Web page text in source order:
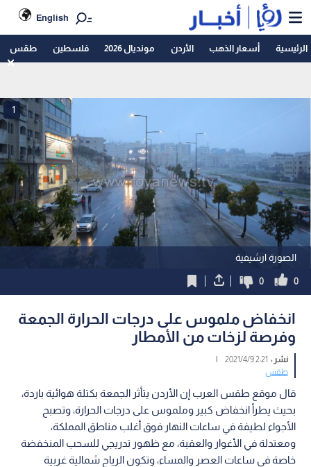
English
الرئيسية أسعار الذهب الأردن مونديال 2026 فلسطين طقس
الصورة ارشيفية
1
0
0
انخفاض ملموس على درجات الحرارة الجمعة
وفرصة لزخات من الأمطار
نشر : 2:21 2021/4/9
|
طقس
قال موقع طقس العرب إن الأردن يتأثر الجمعة بكتلة هوائية باردة،
بحيث يطرأ انخفاض كبير وملموس على درجات الحرارة، وتصبح
الأجواء لطيفة في ساعات النهار فوق أغلب مناطق المملكة،
ومعتدلة في الأغوار والعقبة، مع ظهور تدريجي للسحب المنخفضة
خاصة في ساعات العصر والمساء، وتكون الرياح شمالية غربية